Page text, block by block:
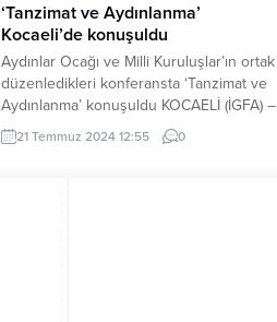
‘Tanzimat ve Aydınlanma’
Kocaeli’de konuşuldu
Aydınlar Ocağı ve Milli Kuruluşlar’ın ortak
düzenledikleri konferansta ‘Tanzimat ve
Aydınlanma’ konuşuldu KOCAELİ (İGFA) –
Kocaeli Aydınlar Ocağı ve Kocaeli Milli
Kuruluşlar Birliği, 20 Temmuz Cumartesi
yolu üzerinde) Eskişehir Anadolu
Üniversitesi’nden Dr. Sertaç Demir’in
konuşmacı olarak katıldığı “Tanzimat ve
Aydınlanma” konulu bir konferans
düzenlediler. Anadolu...
21 Temmuz 2024 12:55 0